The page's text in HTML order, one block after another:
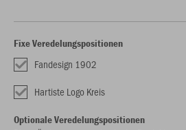
Fixe Veredelungspositionen
Fandesign 1902
Hartiste Logo Kreis
Optionale Veredelungspositionen